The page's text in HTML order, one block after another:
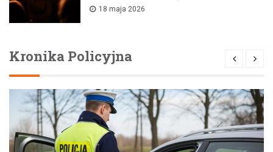
18 maja 2026
Kronika Policyjna